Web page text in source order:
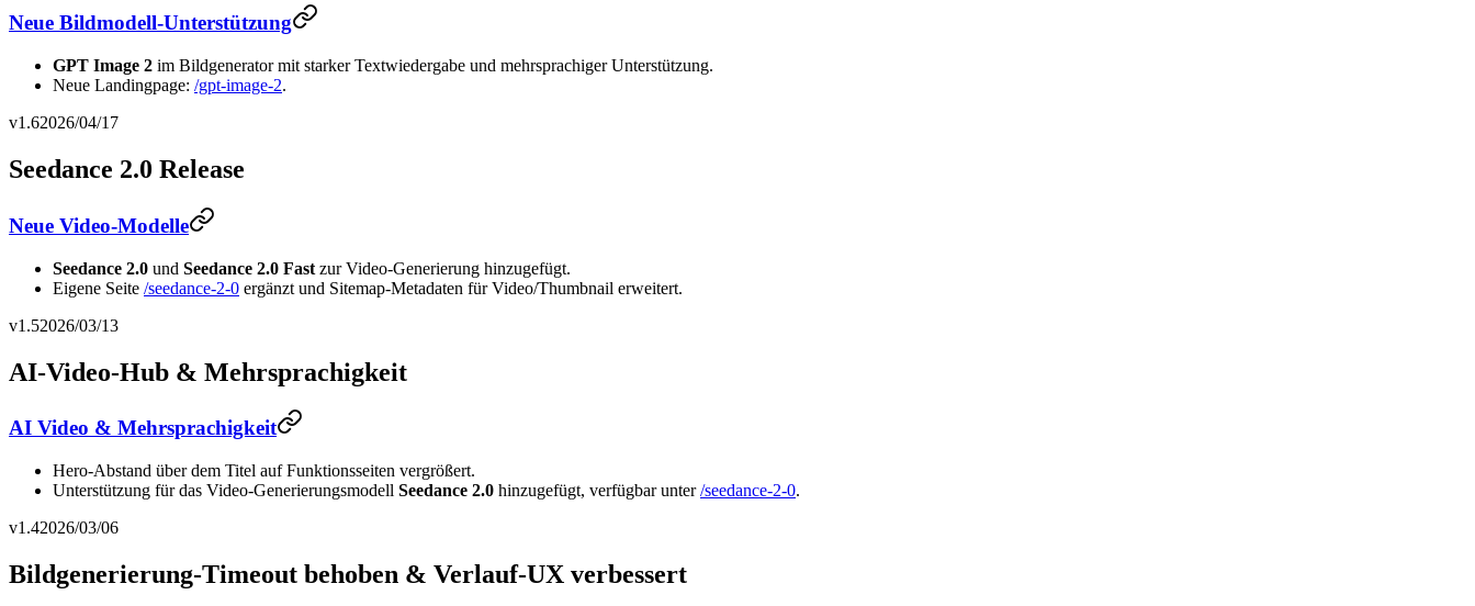
Neue Bildmodell-Unterstützung
GPT Image 2 im Bildgenerator mit starker Textwiedergabe und mehrsprachiger Unterstützung.
Neue Landingpage: /gpt-image-2.
v1.62026/04/17
Seedance 2.0 Release
Neue Video-Modelle
Seedance 2.0 und Seedance 2.0 Fast zur Video-Generierung hinzugefügt.
Eigene Seite /seedance-2-0 ergänzt und Sitemap-Metadaten für Video/Thumbnail erweitert.
v1.52026/03/13
AI-Video-Hub & Mehrsprachigkeit
AI Video & Mehrsprachigkeit
Hero-Abstand über dem Titel auf Funktionsseiten vergrößert.
Unterstützung für das Video-Generierungsmodell Seedance 2.0 hinzugefügt, verfügbar unter/seedance-2-0.
v1.42026/03/06
Bildgenerierung-Timeout behoben & Verlauf-UX verbessert